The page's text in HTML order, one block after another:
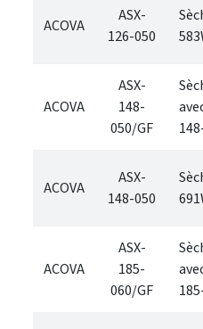
ACOVA
ASX-
126-050
ACOVA
ASX-
148-
050/GF
ACOVA
ASX-
148-050
ACOVA
ASX-
185-
060/GF